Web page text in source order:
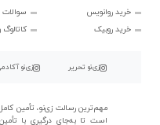
خرید روانویس
خرید روبیک
سوالات
زی‌نو تحریر زی‌نو
مهم‌ترین رسالت زی‌نو، تأمین
است تا به‌جای درگیری با